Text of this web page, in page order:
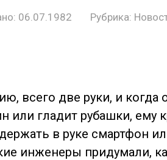
06.07.1982 Рубрика:
всего две руки, и когда
или гладит рубашки, ему
в руке смартфон
инженеры придумали,